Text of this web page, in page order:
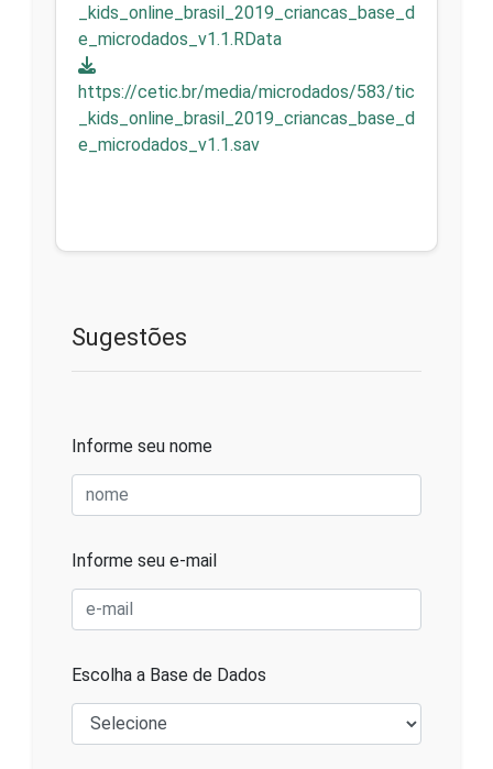
_kids_online_brasil_2019_criancas_base_d
e_microdados_v1.1.RData
https://cetic.br/media/microdados/583/tic
_kids_online_brasil_2019_criancas_base_d
e_microdados_v1.1.sav
Sugestões
Informe seu nome
Informe seu e-mail
Escolha a Base de Dados